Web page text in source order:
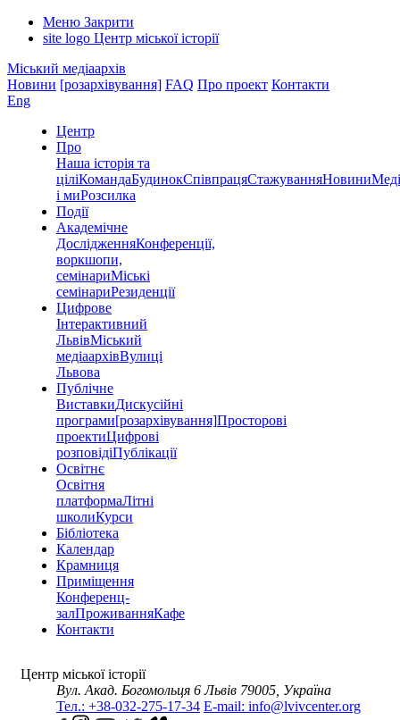
Меню Закрити
site logo Центр міської історії
Міський медіаархів
Новини [розархівування] FAQ Про проект Контакти
Eng
Центр
Про
Наша історія та
ціліКомандаБудинокСпівпрацяСтажуванняНовини
і миРозсилка
Події
Академічне
ДослідженняКонференції,
воркшопи,
семінариМіські
семінариРезиденції
Цифрове
Інтерактивний
ЛьвівМіський
медіаархівВулиці
Львова
Публічне
ВиставкиДискусійні
програми[розархівування]Просторові
проектиЦифрові
розповідіПублікації
Освітнє
Освітня
платформаЛітні
школиКурси
Бібліотека
Календар
Крамниця
Приміщення
Конференц-
залПроживанняКафе
Контакти
Центр міської історії
Вул. Акад. Богомольця 6 Львів 79005, Україна
Тел.: +38-032-275-17-34 E-mail: info@lvivcenter.org